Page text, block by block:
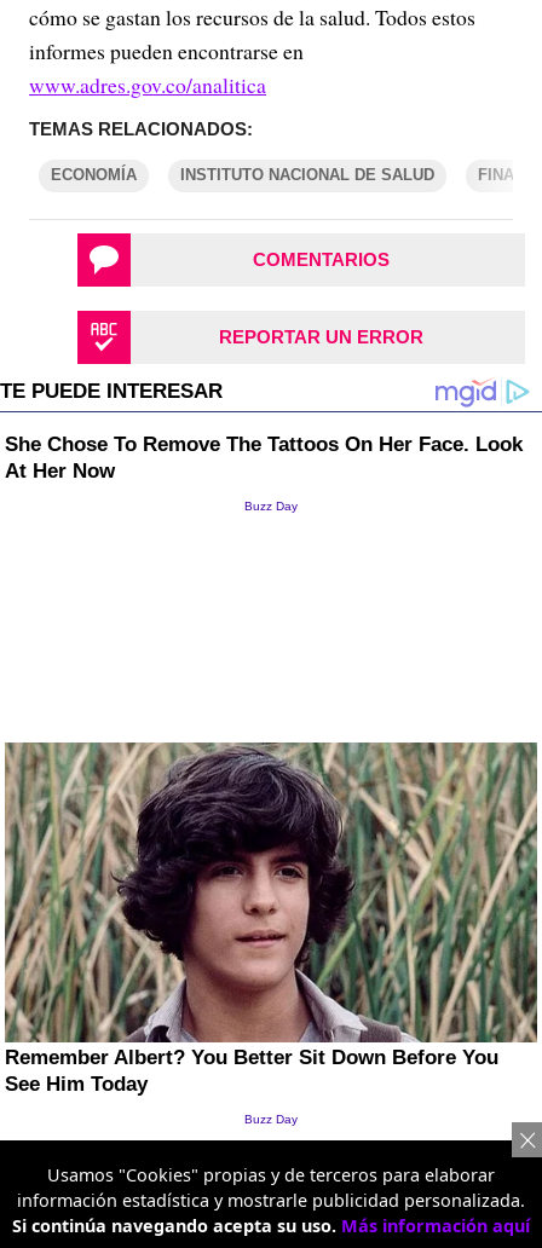
cómo se gastan los recursos de la salud. Todos estos
informes pueden encontrarse en
www.adres.gov.co/analitica
TEMAS RELACIONADOS:
ECONOMÍA INSTITUTO NACIONAL DE SALUD
COMENTARIOS
REPORTAR UN ERROR
Usamos "Cookies" propias y de terceros para elaborar
información estadística y mostrarle publicidad personalizada.
Si continúa navegando acepta su uso. Más información aquí